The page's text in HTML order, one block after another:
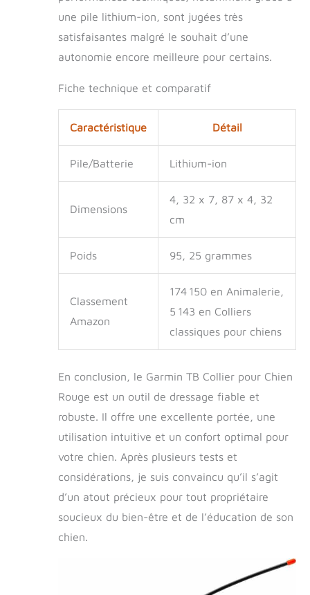
une pile lithium-ion, sont jugées très
satisfaisantes malgré le souhait d’une
autonomie encore meilleure pour certains.
Fiche technique et comparatif
Caractéristique Détail
Pile/Batterie Lithium-ion
Dimensions
4, 32 x 7, 87 x 4, 32
cm
Poids 95, 25 grammes
Classement
Amazon
174 150 en Animalerie,
5 143 en Colliers
classiques pour chiens
En conclusion, le Garmin TB Collier pour Chien
Rouge est un outil de dressage fiable et
robuste. Il offre une excellente portée, une
utilisation intuitive et un confort optimal pour
votre chien. Après plusieurs tests et
considérations, je suis convaincu qu’il s’agit
d’un atout précieux pour tout propriétaire
soucieux du bien-être et de l’éducation de son
chien.